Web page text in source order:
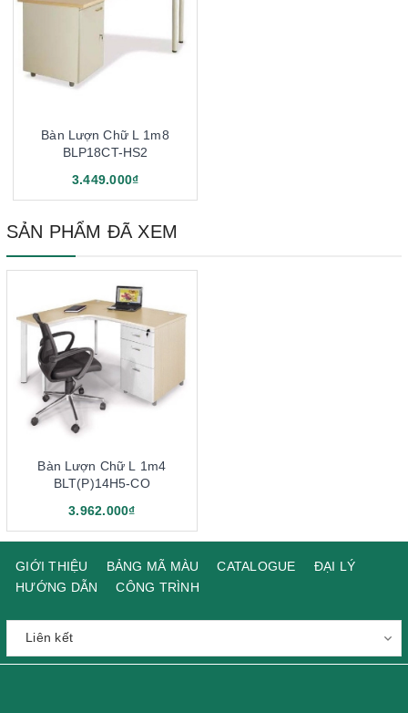
Bàn Lượn Chữ L 1m8
BLP18CT-HS2
3.449.000₫
SẢN PHẨM ĐÃ XEM
Bàn Lượn Chữ L 1m4
BLT(P)14H5-CO
3.962.000₫
GIỚI THIỆU BẢNG MÃ MÀU CATALOGUE
ĐẠI LÝ
HƯỚNG DẪN
CÔNG TRÌNH